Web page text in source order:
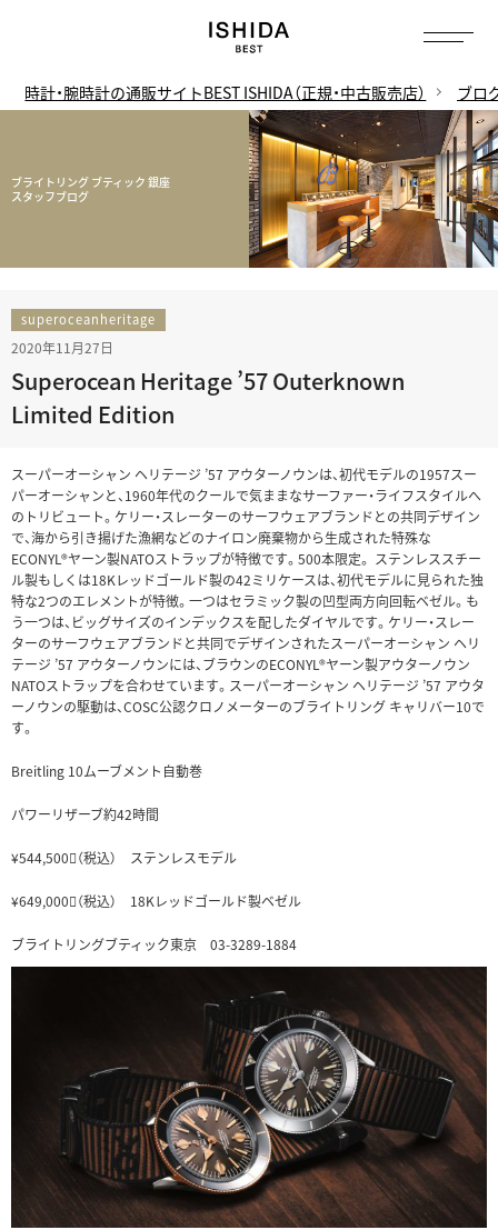
時計・腕時計の通販サイトBEST ISHIDA（正規・中古販売店） ブロ
ブライトリング ブティック 銀座
スタッフブログ
superoceanheritage
2020年11月27日
Superocean Heritage ’57 Outerknown
Limited Edition
スーパーオーシャン ヘリテージ ’57 アウターノウンは、初代モデルの1957スー
パーオーシャンと、1960年代のクールで気ままなサーファー・ライフスタイルへ
のトリビュート。ケリー・スレーターのサーフウェアブランドとの共同デザイン
で、海から引き揚げた漁網などのナイロン廃棄物から生成された特殊な
ECONYL®ヤーン製NATOストラップが特徴です。500本限定。 ステンレススチー
ル製もしくは18Kレッドゴールド製の42ミリケースは、初代モデルに見られた独
特な2つのエレメントが特徴。一つはセラミック製の凹型両方向回転ベゼル。も
う一つは、ビッグサイズのインデックスを配したダイヤルです。ケリー・スレー
ターのサーフウェアブランドと共同でデザインされたスーパーオーシャン ヘリ
テージ ’57 アウターノウンには、ブラウンのECONYL®ヤーン製アウターノウン
NATOストラップを合わせています。スーパーオーシャン ヘリテージ ’57 アウタ
ーノウンの駆動は、COSC公認クロノメーターのブライトリング キャリバー10で
す。
Breitling 10ムーブメント自動巻
パワーリザーブ約42時間
¥544,500（税込） ステンレスモデル
¥649,000（税込） 18Kレッドゴールド製ベゼル
ブライトリングブティック東京 03-3289-1884